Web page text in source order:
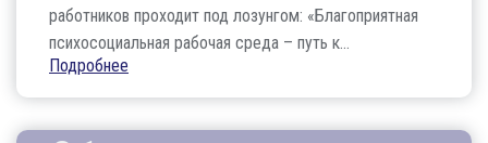
работников проходит под лозунгом: «Благоприятная
психосоциальная рабочая среда – путь к...
Подробнее